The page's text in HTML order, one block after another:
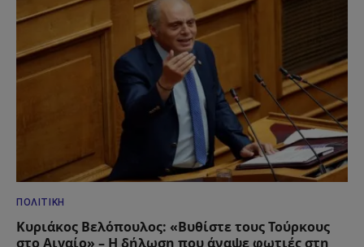
ΠΟΛΙΤΙΚΉ
Κυριάκος Βελόπουλος: «Βυθίστε τους Τούρκους
στο Αιγαίο» – Η δήλωση που άναψε φωτιές στη